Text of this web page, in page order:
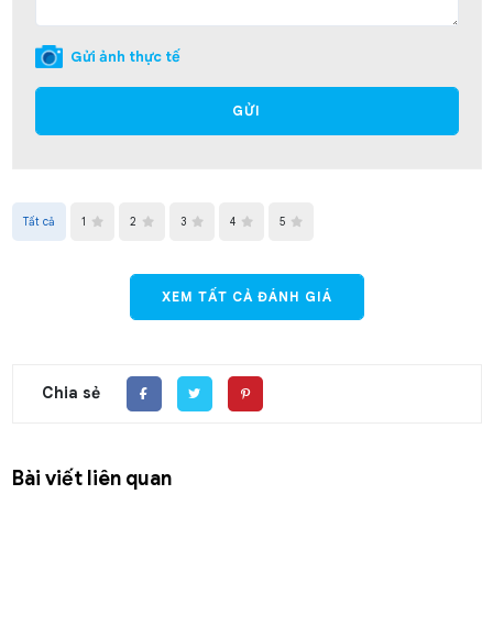
Gửi ảnh thực tế
GỬI
Tất cả 1 2 3 4 5
XEM TẤT CẢ ĐÁNH GIÁ
Chia sẻ
Bài viết liên quan